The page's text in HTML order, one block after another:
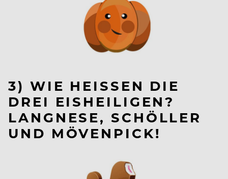
3) WIE HEISSEN DIE D
REI EISHEILIGEN? L
ANGNESE, SCHÖLLER U
ND MÖVENPICK!